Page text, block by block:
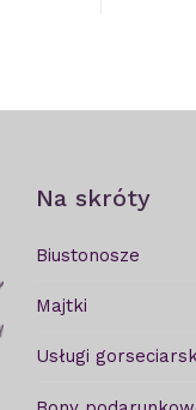
Na skróty
Biustonosze
Majtki
Usługi